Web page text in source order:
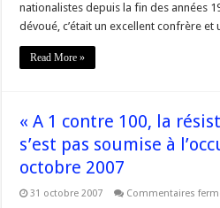
nationalistes depuis la fin des années
dévoué, c’était un excellent confrère et
Read More »
« A 1 contre 100, la
s’est pas soumise à
octobre 2007
31 octobre 2007 Commentaires